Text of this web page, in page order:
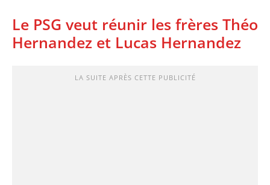
Le PSG veut réunir les frères Théo
Hernandez et Lucas Hernandez
LA SUITE APRÈS CETTE PUBLICITÉ